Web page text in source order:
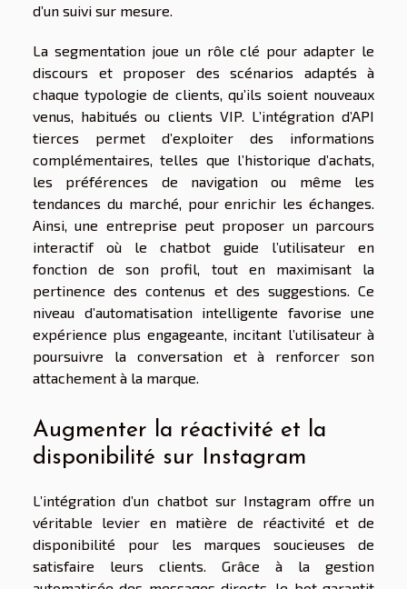
d’un suivi sur mesure.
La segmentation joue un rôle clé pour adapter le
discours et proposer des scénarios adaptés à
chaque typologie de clients, qu’ils soient nouveaux
venus, habitués ou clients VIP. L’intégration d’API
tierces permet d’exploiter des informations
complémentaires, telles que l’historique d’achats,
les préférences de navigation ou même les
tendances du marché, pour enrichir les échanges.
Ainsi, une entreprise peut proposer un parcours
interactif où le chatbot guide l’utilisateur en
fonction de son profil, tout en maximisant la
pertinence des contenus et des suggestions. Ce
niveau d’automatisation intelligente favorise une
expérience plus engageante, incitant l’utilisateur à
poursuivre la conversation et à renforcer son
attachement à la marque.
Augmenter la réactivité et la
disponibilité sur Instagram
L’intégration d’un chatbot sur Instagram offre un
véritable levier en matière de réactivité et de
disponibilité pour les marques soucieuses de
satisfaire leurs clients. Grâce à la gestion